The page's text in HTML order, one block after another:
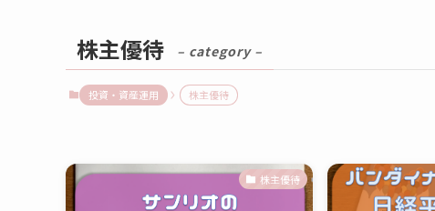
株主優待 – category –
投資・資産運用 株主優待
株主優待